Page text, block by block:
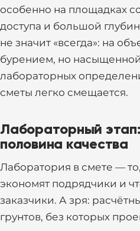
особенно на площадках
доступа и большой
не значит «всегда»: на
бурением, но
лабораторных
сметы легко смещается.
Лабораторный
половина качества
Лаборатория в смете —
экономят подрядчики и
заказчики. А зря:
грунтов, без которых